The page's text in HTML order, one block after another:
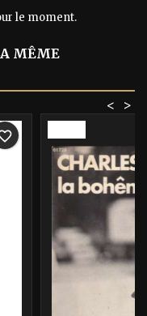
le moment.
MÊME
>
<